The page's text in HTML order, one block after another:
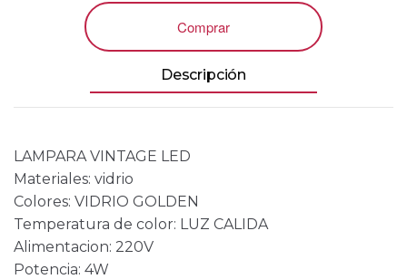
Comprar
Descripción
LAMPARA VINTAGE LED
Materiales: vidrio
Colores: VIDRIO GOLDEN
Temperatura de color: LUZ CALIDA
Alimentacion: 220V
Potencia: 4W